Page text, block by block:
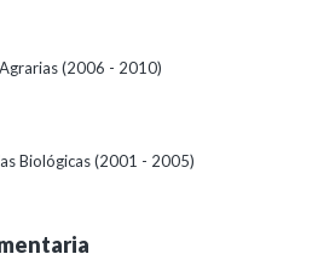
(2006 - 2010)
Biológicas (2001 - 2005)